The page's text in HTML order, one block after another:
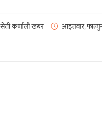
सेती कर्णाली खबर आइतवार,